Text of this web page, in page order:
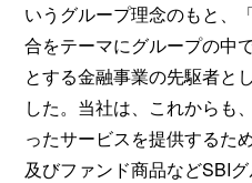
いうグループ理念のもと、
合をテーマにグループの中
とする金融事業の先駆者と
した。当社は、これからも
ったサービスを提供するた
及びファンド商品などSBI